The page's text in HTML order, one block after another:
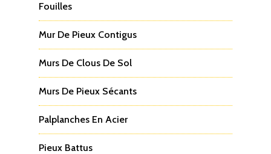
Fouilles
Mur De Pieux Contigus
Murs De Clous De Sol
Murs De Pieux Sécants
Palplanches En Acier
Pieux Battus